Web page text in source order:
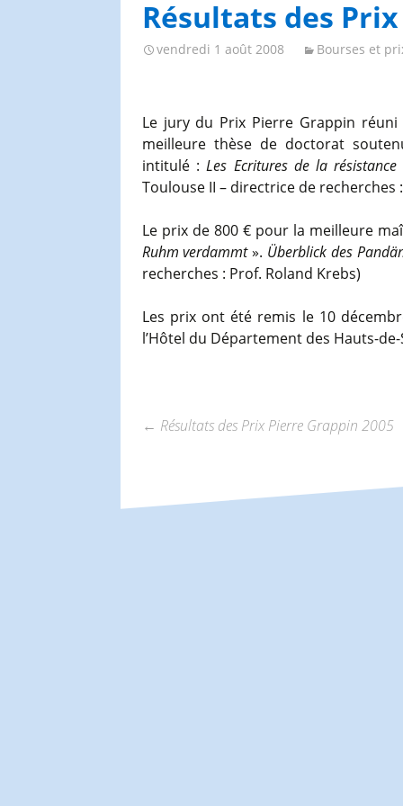
Résultats des
vendredi 1 août 2008 Bourses et
Le jury du Prix Pierre Grappin
meilleure thèse de doctorat
intitulé :Les Ecritures de la
Toulouse II – directrice de recherches
Le prix de 800 € pour la meilleure
Ruhm verdammt». Überblick des
recherches : Prof. Roland Krebs)
Les prix ont été remis le 10
l’Hôtel du Département des Hauts-de-
des
← Résultats des Prix Pierre Grappin 2005